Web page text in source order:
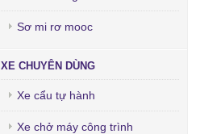
Sơ mi rơ mooc
XE CHUYÊN DÙNG
Xe cẩu tự hành
Xe chở máy công trình